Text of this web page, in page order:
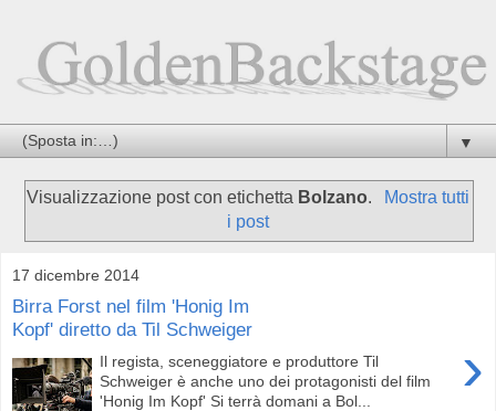
▼
Visualizzazione post con etichetta Bolzano.
Mostra tutti
i post
17 dicembre 2014
Birra Forst nel film 'Honig Im
Kopf' diretto da Til Schweiger
›
Il regista, sceneggiatore e produttore Til
Schweiger è anche uno dei protagonisti del film
'Honig Im Kopf' Si terrà domani a Bol...